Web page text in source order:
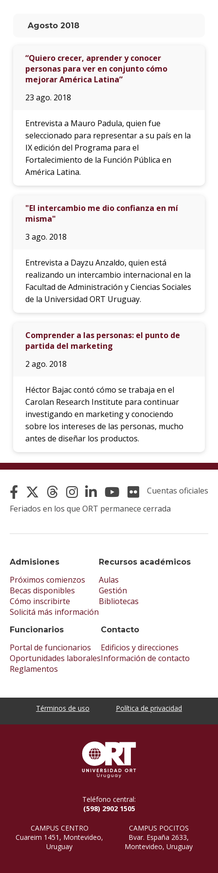
Agosto 2018
“Quiero crecer, aprender y conocer
personas para ver en conjunto cómo
mejorar América Latina”
23 ago. 2018
Entrevista a Mauro Padula, quien fue
seleccionado para representar a su país en la
IX edición del Programa para el
Fortalecimiento de la Función Pública en
América Latina.
"El intercambio me dio confianza en mí
misma"
3 ago. 2018
Entrevista a Dayzu Anzaldo, quien está
realizando un intercambio internacional en la
Facultad de Administración y Ciencias Sociales
de la Universidad ORT Uruguay.
Comprender a las personas: el punto de
partida del marketing
2 ago. 2018
Héctor Bajac contó cómo se trabaja en el
Carolan Research Institute para continuar
investigando en marketing y conociendo
sobre los intereses de las personas, mucho
antes de diseñar los productos.
Admisiones
Próximos comienzos
Becas disponibles
Cómo inscribirte
Solicitá más información
Recursos académicos
Aulas
Gestión
Bibliotecas
Funcionarios
Portal de funcionarios
Oportunidades laborales
Reglamentos
Contacto
Edificios y direcciones
Información de contacto
Cuentas oficiales
Feriados en los que ORT permanece cerrada
Términos de uso Política de privacidad
Teléfono central:
(598) 2902 1505
CAMPUS CENTRO
Cuareim 1451, Montevideo,
Uruguay
CAMPUS POCITOS
Bvar. España 2633,
Montevideo, Uruguay